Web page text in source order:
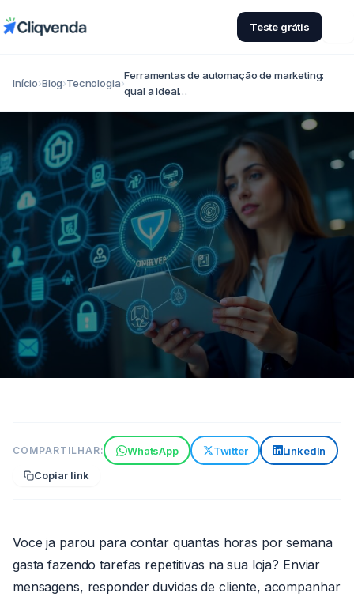
Teste grátis
Início›Blog›Tecnologia›
Ferramentas de automação de marketing:
qual a ideal…
Ferramentas de automação de
marketing: qual a ideal para
Por João
Paulo
COMPARTILHAR: WhatsApp Twitter
LinkedIn
Copiar link
Voce ja parou para contar quantas horas por semana
gasta fazendo tarefas repetitivas na sua loja? Enviar
mensagens, responder duvidas de cliente, acompanhar